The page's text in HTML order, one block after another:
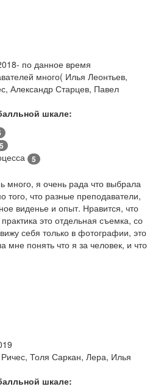
по данное время
много( Илья Леонтьев,
Александр Старцев, Павел
шкале:
5
5
много, я очень рада что выбрала
что разные преподаватели,
виденье и опыт. Нравится, что
это отдельная съемка, со
себя только в фотографии, это
мне понять что я за человек, и что
Толя Саркан, Лера, Илья
шкале: